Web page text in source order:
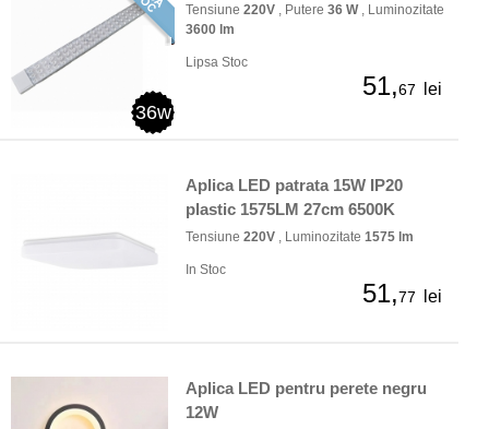
36w
Tensiune 220V , Putere 36 W, Luminozitate
3600 lm
Lipsa Stoc
51,67 lei
Aplica LED patrata 15W IP20
plastic 1575LM 27cm 6500K
Tensiune 220V , Luminozitate 1575 lm
In Stoc
51,77 lei
Aplica LED pentru perete negru
12W